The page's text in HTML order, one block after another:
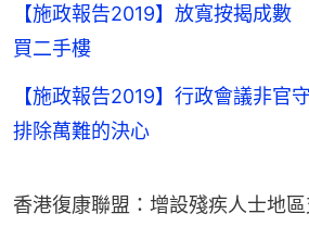
【施政報告2019】放寬按揭成
買二手樓
【施政報告2019】行政會議非
排除萬難的決心
香港復康聯盟：增設殘疾人士地